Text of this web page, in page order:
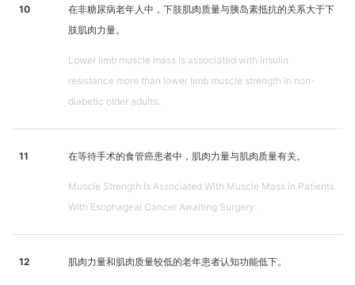
10
在非糖尿病老年人中，下肢肌肉质量与胰岛素抵抗的关系大于下
肢肌肉力量。
Lower limb muscle mass is associated with insulin
resistance more than lower limb muscle strength in non-
diabetic older adults.
11 在等待手术的食管癌患者中，肌肉力量与肌肉质量有关。
Muscle Strength Is Associated With Muscle Mass in Patients
With Esophageal Cancer Awaiting Surgery.
12 肌肉力量和肌肉质量较低的老年患者认知功能低下。